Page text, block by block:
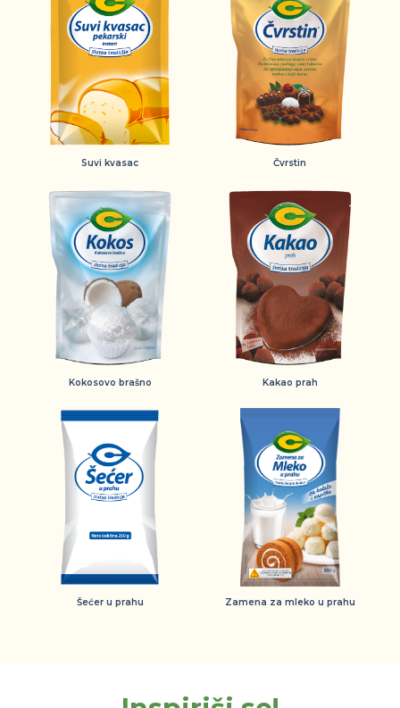
Suvi kvasac Čvrstin
Kokosovo brašno Kakao prah
Šećer u prahu Zamena za mleko u prahu